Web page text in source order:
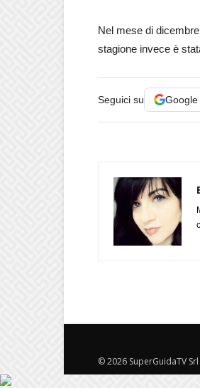
Nel mese di
stagione invece è
Seguici su Google
© 2026 SuperGuidaTV